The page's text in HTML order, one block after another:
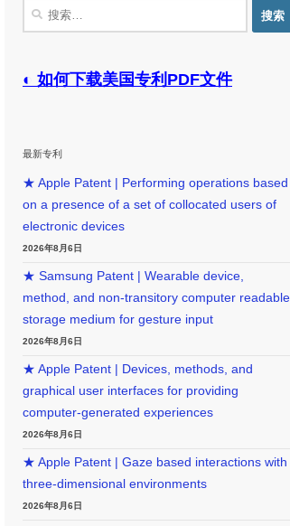
搜
索：
◐ 如何下载美国专利PDF文件
最新专利
★ Apple Patent | Performing operations based
on a presence of a set of collocated users of
electronic devices
2026年8月6日
★ Samsung Patent | Wearable device,
method, and non-transitory computer readable
storage medium for gesture input
2026年8月6日
★ Apple Patent | Devices, methods, and
graphical user interfaces for providing
computer-generated experiences
2026年8月6日
★ Apple Patent | Gaze based interactions with
three-dimensional environments
2026年8月6日